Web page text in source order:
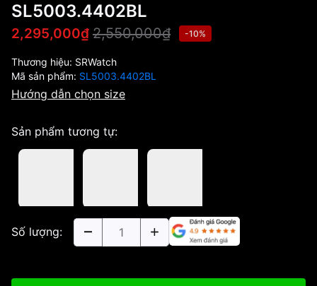
SL5003.4402BL
2,295,000₫ 2,550,000₫ -10%
Thương hiệu: SRWatch
Mã sản phẩm: SL5003.4402BL
Hướng dẫn chọn size
Sản phẩm tương tự:
Số lượng: